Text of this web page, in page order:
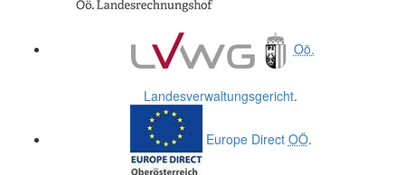
Oö.
Landesverwaltungsgericht.
Europe Direct OÖ.